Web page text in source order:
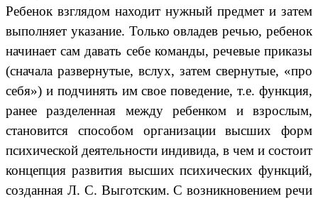
Ребенок взглядом находит нужный предмет и затем
выполняет указание. Только овладев речью, ребенок
начинает сам давать себе команды, речевые приказы
(сначала развернутые, вслух, затем свернутые, «про
себя») и подчинять им свое поведение, т.е. функция,
ранее разделенная между ребенком и взрослым,
становится способом организации высших форм
психической деятельности индивида, в чем и состоит
концепция развития высших психических функций,
созданная Л. С. Выготским. С возникновением речи